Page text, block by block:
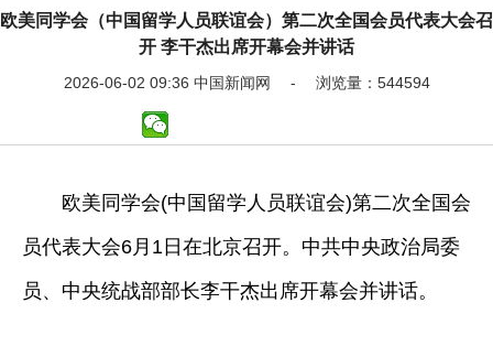
欧美同学会（中国留学人员联谊会）第二次全国会员代表大会召
开 李干杰出席开幕会并讲话
2026-06-02 09:36 中国新闻网 - 浏览量：544594
欧美同学会(中国留学人员联谊会)第二次全国会
员代表大会6月1日在北京召开。中共中央政治局委
员、中央统战部部长李干杰出席开幕会并讲话。